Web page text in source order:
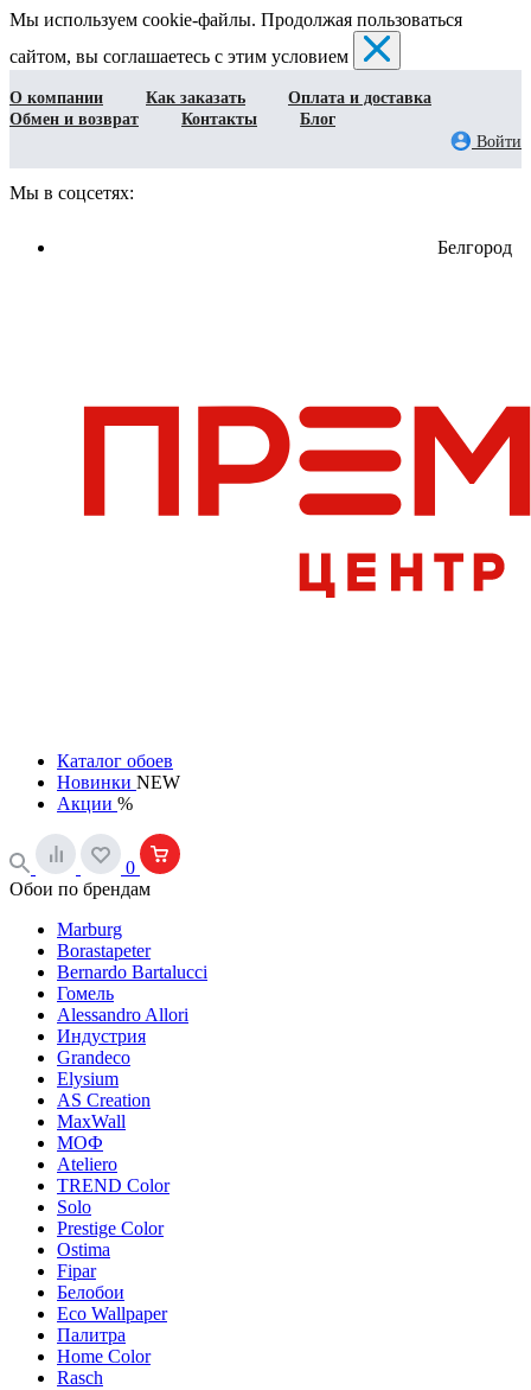
Мы используем cookie-файлы. Продолжая пользоваться
сайтом, вы соглашаетесь с этим условием
О компании Как заказать
Оплата и доставка
Обмен и возврат
Контакты
Блог
Войти
Мы в соцсетях:
Белгород
Каталог обоев
Новинки NEW
Акции %
0
Обои по брендам
Marburg
Borastapeter
Bernardo Bartalucci
Гомель
Alessandro Allori
Индустрия
Grandeco
Elysium
AS Creation
MaxWall
МОФ
Ateliero
TREND Color
Solo
Prestige Color
Ostima
Fipar
Белобои
Eco Wallpaper
Палитра
Home Color
Rasch